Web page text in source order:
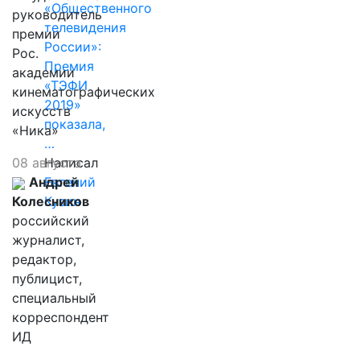
«Общественного
телевидения
России»:
Премия
«ТЭФИ
2019»
показала,
…
Написал
Евгений
Кузин
руководитель
премии
Рос.
академии
кинематографических
искусств
«Ника»
08 августа
Андрей
Колесников
российский
журналист,
редактор,
публицист,
специальный
корреспондент
ИД